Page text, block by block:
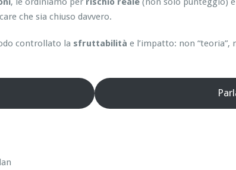
che sia chiuso davvero.
controllato la sfruttabilità e l’impatto: non “teoria”,